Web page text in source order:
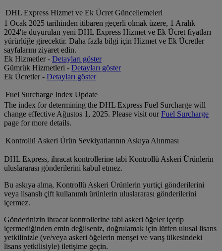
DHL Express Hizmet ve Ek Ücret Güncellemeleri
1 Ocak 2025 tarihinden itibaren geçerli olmak üzere, 1 Aralık
2024'te duyurulan yeni DHL Express Hizmet ve Ek Ücret fiyatları
yürürlüğe girecektir. Daha fazla bilgi için Hizmet ve Ek Ücretler
sayfalarını ziyaret edin.
Ek Hizmetler - Detayları göster
Gümrük Hizmetleri - Detayları göster
Ek Ücretler - Detayları göster
Fuel Surcharge Index Update
The index for determining the DHL Express Fuel Surcharge will
change effective Ağustos 1, 2025. Please visit ourFuel Surcharge
page for more details.
Kontrollü Askeri Ürün Sevkiyatlarının Askıya Alınması
DHL Express, ihracat kontrollerine tabi Kontrollü Askeri Ürünlerin
uluslararası gönderilerini kabul etmez.
Bu askıya alma, Kontrollü Askeri Ürünlerin yurtiçi gönderilerini
veya lisanslı çift kullanımlı ürünlerin uluslararası gönderilerini
içermez.
Gönderinizin ihracat kontrollerine tabi askeri öğeler içerip
içermediğinden emin değilseniz, doğrulamak için lütfen ulusal lisans
yetkilinizle (ve/veya askeri öğelerin menşei ve varış ülkesindeki
lisans yetkilisiyle) iletişime geçin.